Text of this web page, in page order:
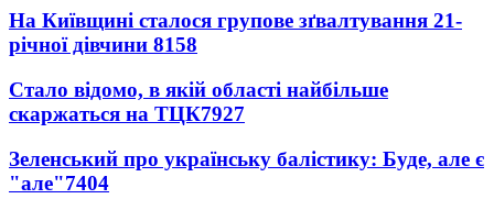
На Київщині сталося групове зґвалтування 21-
річної дівчини 8158
Стало відомо, в якій області найбільше
скаржаться на ТЦК7927
Зеленський про українську балістику: Буде, але є
"але"7404